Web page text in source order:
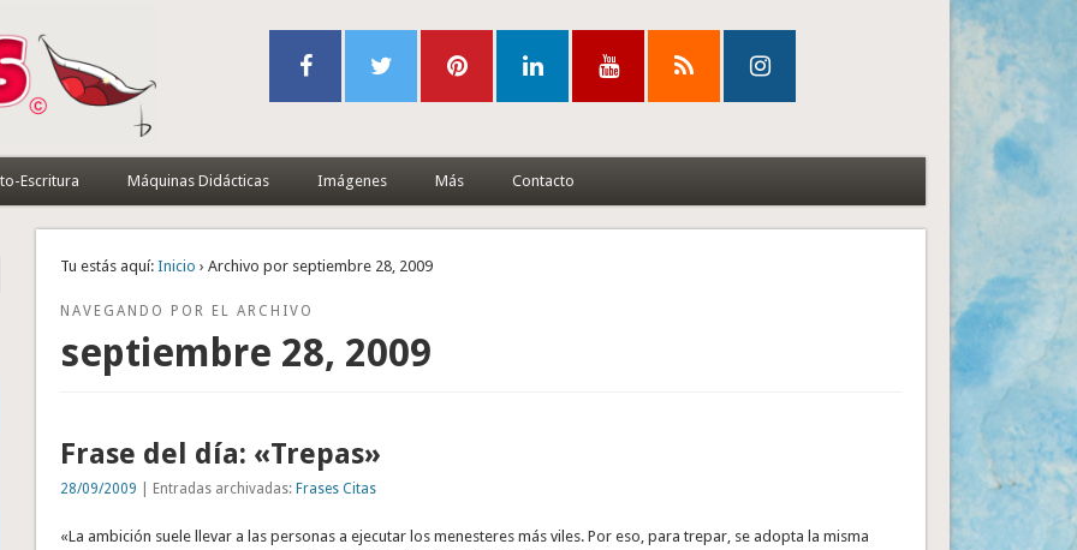
Escritura Máquinas Didácticas Imágenes Más Contacto
Tu estás aquí: Inicio › Archivo por septiembre 28, 2009
NAVEGANDO POR EL ARCHIVO
septiembre 28, 2009
Frase del día: «Trepas»
28/09/2009 | Entradas archivadas:Frases Citas
«La ambición suele llevar a las personas a ejecutar los menesteres más viles. Por eso, para trepar, se adopta la misma